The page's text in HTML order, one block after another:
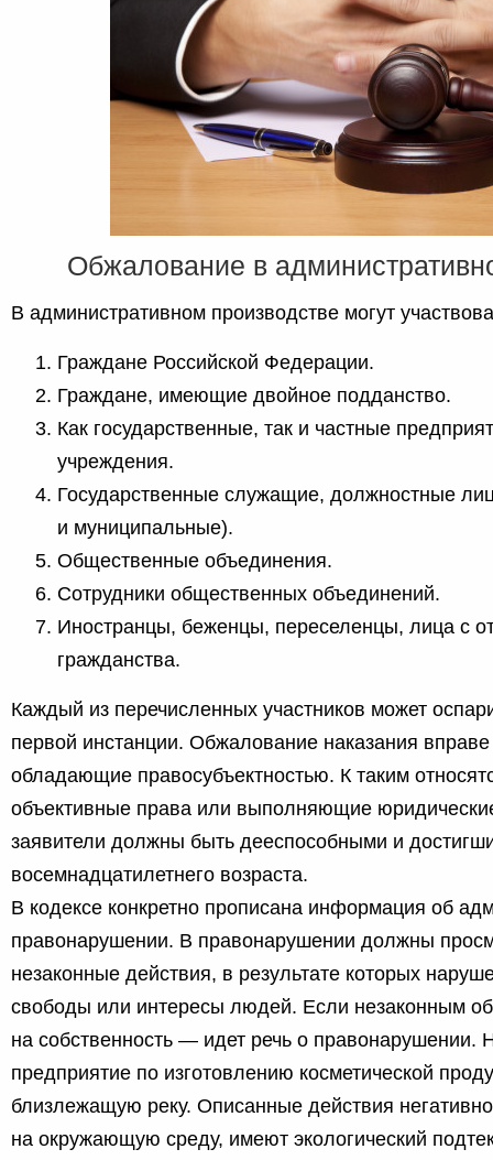
Обжалование в
В административном производстве могут
Граждане Российской Федерации.
Граждане, имеющие двойное подданство.
Как государственные, так и частные
учреждения.
Государственные служащие, должностные
и муниципальные).
Общественные объединения.
Сотрудники общественных объединений.
Иностранцы, беженцы, переселенцы, лица с
гражданства.
Каждый из перечисленных участников может
первой инстанции. Обжалование наказания
обладающие правосубъектностью. К таким
объективные права или выполняющие
заявители должны быть дееспособными и
восемнадцатилетнего возраста.
В кодексе конкретно прописана информация об
правонарушении. В правонарушении должны
незаконные действия, в результате которых
свободы или интересы людей. Если незаконным
на собственность — идет речь о правонарушении.
предприятие по изготовлению косметической
близлежащую реку. Описанные действия
на окружающую среду, имеют экологический